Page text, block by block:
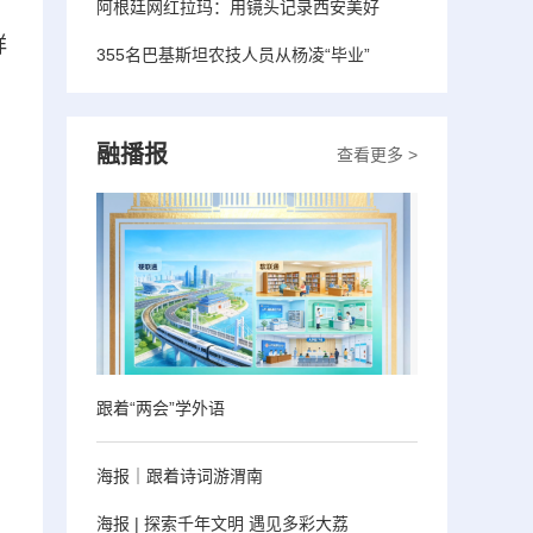
阿根廷网红拉玛：用镜头记录西安美好
355名巴基斯坦农技人员从杨凌“毕业”
查看更多 >
融播报
跟着“两会”学外语
海报｜跟着诗词游渭南
海报 | 探索千年文明 遇见多彩大荔